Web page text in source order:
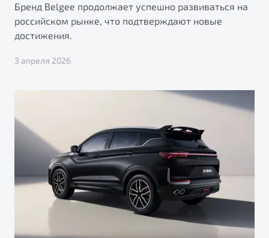
Бренд Belgee продолжает успешно развиваться на
российском рынке, что подтверждают новые
достижения.
3 апреля 2026